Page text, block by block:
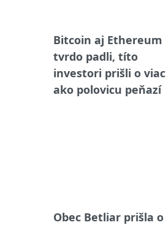
Bitcoin aj Ethereum
tvrdo padli, títo
investori prišli o viac
ako polovicu peňazí
Obec Betliar prišla o